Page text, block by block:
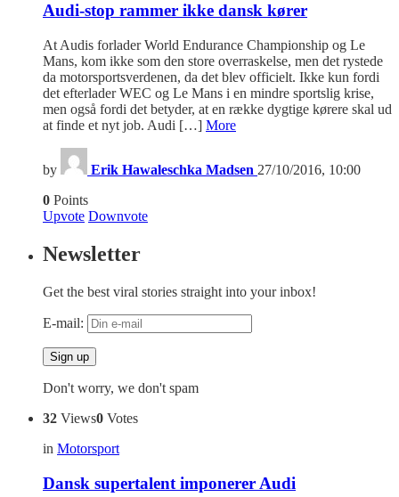
Audi-stop rammer ikke dansk kører
At Audis forlader World Endurance Championship og Le
Mans, kom ikke som den store overraskelse, men det rystede
da motorsportsverdenen, da det blev officielt. Ikke kun fordi
det efterlader WEC og Le Mans i en mindre sportslig krise,
men også fordi det betyder, at en række dygtige kørere skal ud
at finde et nyt job. Audi […] More
by Erik Hawaleschka Madsen 27/10/2016, 10:00
0 Points
Upvote Downvote
Newsletter
Get the best viral stories straight into your inbox!
E-mail:
Don't worry, we don't spam
32 Views0 Votes
in Motorsport
Dansk supertalent imponerer Audi